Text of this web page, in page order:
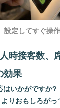
設定してすぐ操
時接客数、
効果
はいかがですか?
りおもしろが